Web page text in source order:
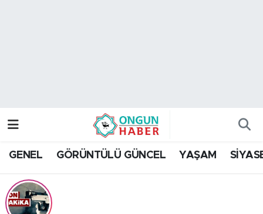
GENEL GÖRÜNTÜLÜ GÜNCEL YAŞAM
Trafik Durumu
Tüm Manşetler